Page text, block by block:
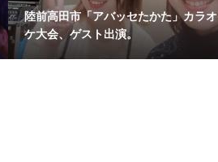
陸前高田市「アバッセたかた」カラオ
ケ大会、ゲスト出演。